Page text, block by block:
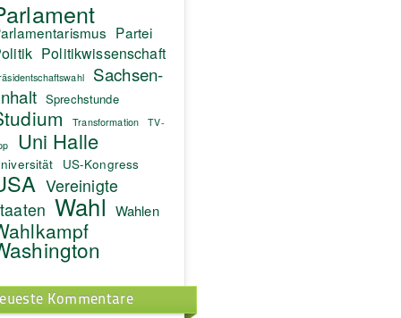
Partei
Politikwissenschaft
Sachsen-
Sprechstunde
Transformation
TV-
Uni Halle
US-Kongress
Vereinigte
Wahl Wahlen
Kommentare